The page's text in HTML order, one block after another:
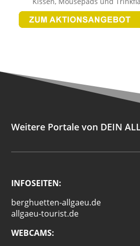
Weitere Portale von DEIN
INFOSEITEN:
berghuetten-allgaeu.de
allgaeu-tourist.de
WEBCAMS: